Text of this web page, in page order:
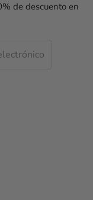
de descuento en